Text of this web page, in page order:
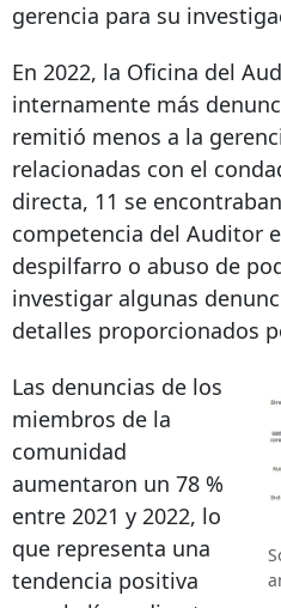
gerencia para su
En 2022, la Oficina del
internamente más
remitió menos a la
relacionadas con el
directa, 11 se
competencia del Auditor
despilfarro o abuso de
investigar algunas
detalles proporcionados
Las denuncias de los
miembros de la
comunidad
aumentaron un 78 %
entre 2021 y 2022, lo
que representa una
tendencia positiva